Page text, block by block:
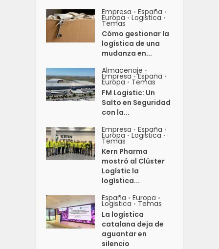
Empresa • España •
Europa • Logistica •
Temas
Cómo gestionar la
logística de una
mudanza en...
Almacenaje •
Empresa • España •
Europa • Temas
FM Logistic: Un
Salto en Seguridad
con la...
Empresa • España •
Europa • Logistica •
Temas
Kern Pharma
mostró al Clúster
Logístic la
logística...
España • Europa •
Logistica • Temas
La logística
catalana deja de
aguantar en
silencio